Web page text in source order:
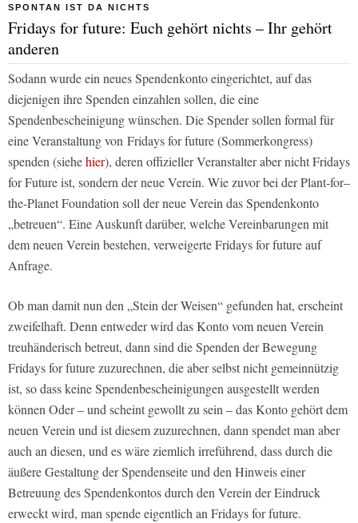
SPONTAN IST DA NICHTS
Fridays for future: Euch gehört nichts – Ihr gehört
anderen
Sodann wurde ein neues Spendenkonto eingerichtet, auf das
diejenigen ihre Spenden einzahlen sollen, die eine
Spendenbescheinigung wünschen. Die Spender sollen formal für
eine Veranstaltung von Fridays for future (Sommerkongress)
spenden (siehehier), deren offizieller Veranstalter aber nicht Fridays
for Future ist, sondern der neue Verein. Wie zuvor bei der Plant-for–
the-Planet Foundation soll der neue Verein das Spendenkonto
„betreuen“. Eine Auskunft darüber, welche Vereinbarungen mit
dem neuen Verein bestehen, verweigerte Fridays for future auf
Anfrage.
Ob man damit nun den „Stein der Weisen“ gefunden hat, erscheint
zweifelhaft. Denn entweder wird das Konto vom neuen Verein
treuhänderisch betreut, dann sind die Spenden der Bewegung
Fridays for future zuzurechnen, die aber selbst nicht gemeinnützig
ist, so dass keine Spendenbescheinigungen ausgestellt werden
können Oder – und scheint gewollt zu sein – das Konto gehört dem
neuen Verein und ist diesem zuzurechnen, dann spendet man aber
auch an diesen, und es wäre ziemlich irreführend, dass durch die
äußere Gestaltung der Spendenseite und den Hinweis einer
Betreuung des Spendenkontos durch den Verein der Eindruck
erweckt wird, man spende eigentlich an Fridays for future.